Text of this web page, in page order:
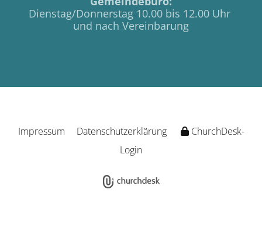
Dienstag/Donnerstag 10.00 bis 12.00 Uhr
und nach Vereinbarung
Impressum Datenschutzerklärung
ChurchDesk-
Login